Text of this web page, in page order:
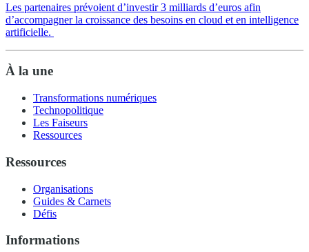
Les partenaires prévoient d’investir 3 milliards d’euros afin
d’accompagner la croissance des besoins en cloud et en intelligence
artificielle.
À la une
Transformations numériques
Technopolitique
Les Faiseurs
Ressources
Ressources
Organisations
Guides & Carnets
Défis
Informations